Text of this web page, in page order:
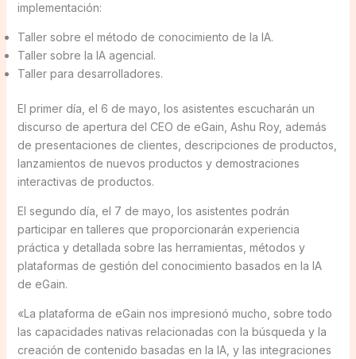
implementación:
Taller sobre el método de conocimiento de la IA.
Taller sobre la IA agencial.
Taller para desarrolladores.
El primer día, el 6 de mayo, los asistentes escucharán un
discurso de apertura del CEO de eGain, Ashu Roy, además
de presentaciones de clientes, descripciones de productos,
lanzamientos de nuevos productos y demostraciones
interactivas de productos.
El segundo día, el 7 de mayo, los asistentes podrán
participar en talleres que proporcionarán experiencia
práctica y detallada sobre las herramientas, métodos y
plataformas de gestión del conocimiento basados en la IA
de eGain.
«La plataforma de eGain nos impresionó mucho, sobre todo
las capacidades nativas relacionadas con la búsqueda y la
creación de contenido basadas en la IA, y las integraciones